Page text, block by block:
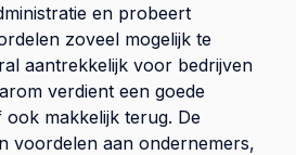
en probeert
zoveel mogelijk te
aantrekkelijk voor bedrijven
verdient een goede
makkelijk terug. De
voordelen aan ondernemers,